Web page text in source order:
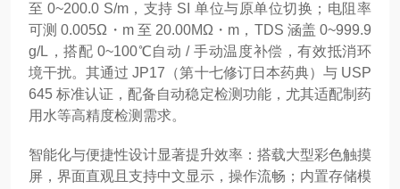
至 0~200.0 S/m，支持 SI 单位与原单位切换；电阻率
可测 0.005Ω・m 至 20.00MΩ・m，TDS 涵盖 0~999.9
g/L，搭配 0~100℃自动 / 手动温度补偿，有效抵消环
境干扰。其通过 JP17（第十七修订日本药典）与 USP
645 标准认证，配备自动稳定检测功能，尤其适配制药
用水等高精度检测需求。
智能化与便捷性设计显著提升效率：搭载大型彩色触摸
屏，界面直观且支持中文显示，操作流畅；内置存储模